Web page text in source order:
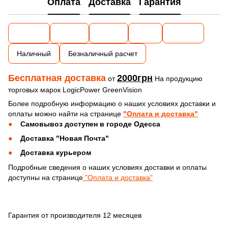
Оплата Доставка Гарантия
Наличный Безналичный расчет
Бесплатная доставка от2000грн На продукцию
торговых марок LogicPower GreenVision
Более подробную информацию о наших условиях доставки и
оплаты можно найти на странице "Оплата и доставка"
Самовывоз доступен в городе Одесса
Доставка "Новая Почта"
Доставка курьером
Подробные сведения о наших условиях доставки и оплаты
доступны на странице "Оплата и доставка"
Гарантия от производителя 12 месяцев